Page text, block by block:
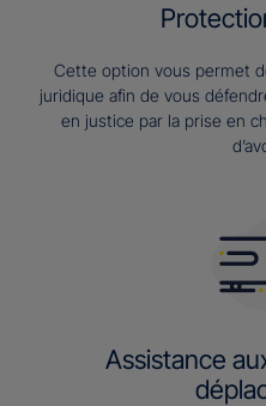
Cette option vous permet
juridique afin de vous
en justice par la prise en
Assistance